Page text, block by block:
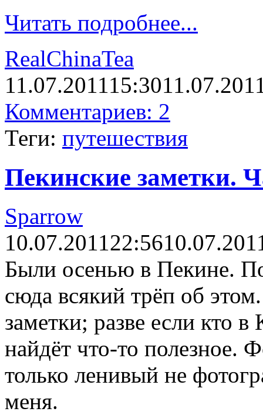
Читать подробнее...
RealChinaTea
11.07.201115:30
Комментариев: 2
Теги: путешествия
Пекинские заметки.
Sparrow
10.07.201122:56
Были осенью в Пекине.
сюда всякий трёп об
заметки; разве если кто
найдёт что-то полезное.
только ленивый не
меня.